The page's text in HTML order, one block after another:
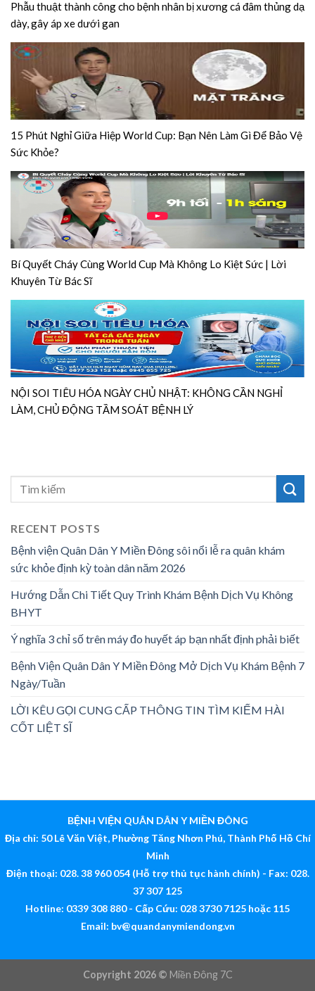
Phẫu thuật thành công cho bệnh nhân bị xương cá đâm thủng dạ
dày, gây áp xe dưới gan
15 Phút Nghỉ Giữa Hiệp World Cup: Bạn Nên Làm Gì Để Bảo Vệ
Sức Khỏe?
Bí Quyết Cháy Cùng World Cup Mà Không Lo Kiệt Sức | Lời
Khuyên Từ Bác Sĩ
NỘI SOI TIÊU HÓA NGÀY CHỦ NHẬT: KHÔNG CẦN NGHỈ
LÀM, CHỦ ĐỘNG TẦM SOÁT BỆNH LÝ
RECENT POSTS
Bệnh viện Quân Dân Y Miền Đông sôi nổi lễ ra quân khám
sức khỏe định kỳ toàn dân năm 2026
Hướng Dẫn Chi Tiết Quy Trình Khám Bệnh Dịch Vụ Không
BHYT
Ý nghĩa 3 chỉ số trên máy đo huyết áp bạn nhất định phải biết
Bệnh Viện Quân Dân Y Miền Đông Mở Dịch Vụ Khám Bệnh 7
Ngày/Tuần
LỜI KÊU GỌI CUNG CẤP THÔNG TIN TÌM KIẾM HÀI
CỐT LIỆT SĨ
BỆNH VIỆN QUÂN DÂN Y MIỀN ĐÔNG
Địa chỉ: 50 Lê Văn Việt, Phường Tăng Nhơn Phú, Thành Phố Hồ Chí
Minh
Điện thoại: 028. 38 960 054 (Hỗ trợ thủ tục hành chính) - Fax: 028.
37 307 125
Hotline: 0339 308 880 - Cấp Cứu: 028 3730 7125 hoặc 115
Email: bv@quandanymiendong.vn
Copyright 2026 © Miền Đông 7C